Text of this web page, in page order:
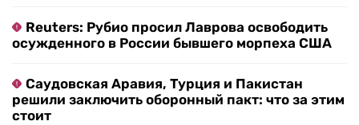
Reuters: Рубио просил Лаврова освободить
осужденного в России бывшего морпеха США
Саудовская Аравия, Турция и Пакистан
решили заключить оборонный пакт: что за этим
стоит